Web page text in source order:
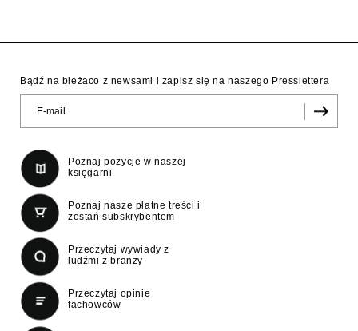
Bądź na bieżaco z newsami i zapisz się na naszego Presslettera
Poznaj pozycje w naszej
księgarni
Poznaj nasze płatne treści i
zostań subskrybentem
Przeczytaj wywiady z
ludźmi z branży
Przeczytaj opinie
fachowców